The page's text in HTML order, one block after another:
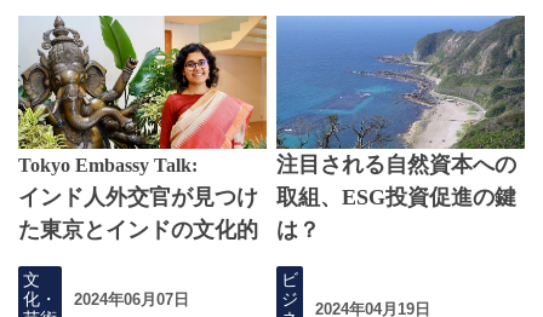
Tokyo Embassy Talk:
インド人外交官が見つけ
た東京とインドの文化的
つながり
文
化・
2024年06月07日
注目される自然資本への
取組、ESG投資促進の鍵
は？
ビ
ジ
2024年04月19日